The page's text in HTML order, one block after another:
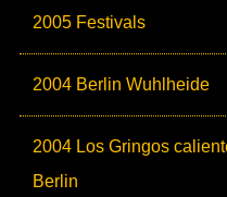
2005 Festivals
2004 Berlin Wuhlheide
2004 Los Gringos
Berlin